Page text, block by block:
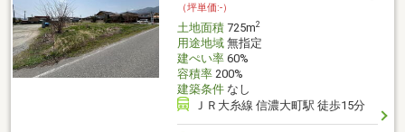
（坪単価:-）
土地面積725m2
用途地域無指定
建ぺい率60%
容積率200%
建築条件なし
ＪＲ大糸線 信濃大町駅 徒歩15分